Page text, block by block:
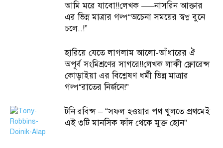
আমি মরে যাবো!!লেখক —–নাসরিন আক্তার
এর ভিন্ন মাত্রার গল্প“অচেনা সময়ের স্বপ্ন বুনে
চলে..!”
হারিয়ে যেতে লাগলাম আলো-আঁধারের ঐ
অপূর্ব সংমিশ্রণের সাগরে!!লেখক লাকী ফ্লোরেন্স
কোড়াইয়া এর বিশ্লেষণ ধর্মী ভিন্ন মাত্রার
গল্প“রাতের নির্জনে!”
টনি রবিন্স – “সফল হওয়ার পথ খুলতে প্রথমেই
এই ৩টি মানসিক ফাঁদ থেকে মুক্ত হোন”